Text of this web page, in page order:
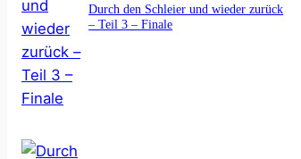
Durch den Schleier und wieder zurück
– Teil 3 – Finale